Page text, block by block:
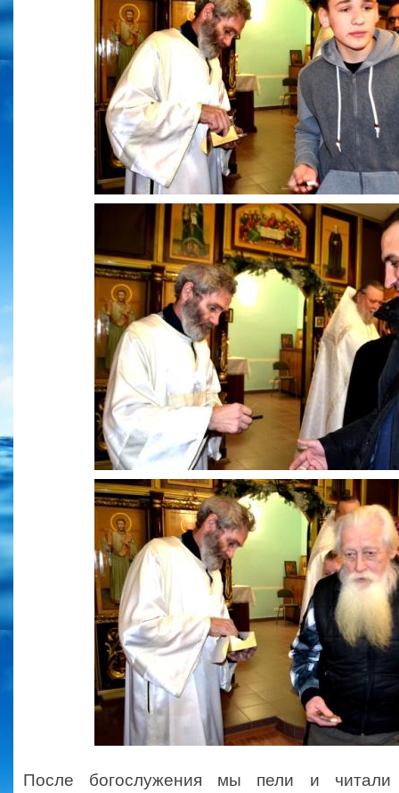
После богослужения мы пели и читали